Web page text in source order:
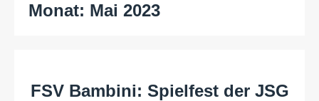
Monat: Mai 2023
FSV Bambini: Spielfest der JSG